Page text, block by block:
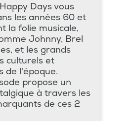
Days vous
les années 60 et
la folie musicale,
Johnny, Brel
et les grands
culturels et
de l'époque.
propose un
à travers les
de ces 2